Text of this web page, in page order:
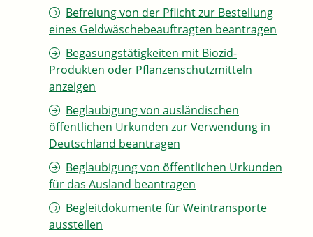
Befreiung von der Pflicht zur Bestellung
eines Geldwäschebeauftragten beantragen
Begasungstätigkeiten mit Biozid-
Produkten oder Pflanzenschutzmitteln
anzeigen
Beglaubigung von ausländischen
öffentlichen Urkunden zur Verwendung in
Deutschland beantragen
Beglaubigung von öffentlichen Urkunden
für das Ausland beantragen
Begleitdokumente für Weintransporte
ausstellen